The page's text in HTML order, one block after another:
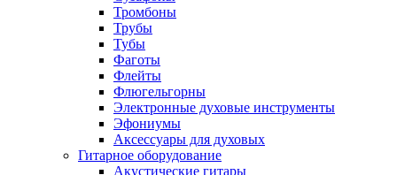
Тромбоны
Трубы
Тубы
Фаготы
Флейты
Флюгельгорны
Электронные духовые инструменты
Эфониумы
Аксессуары для духовых
Гитарное оборудование
Акустические гитары